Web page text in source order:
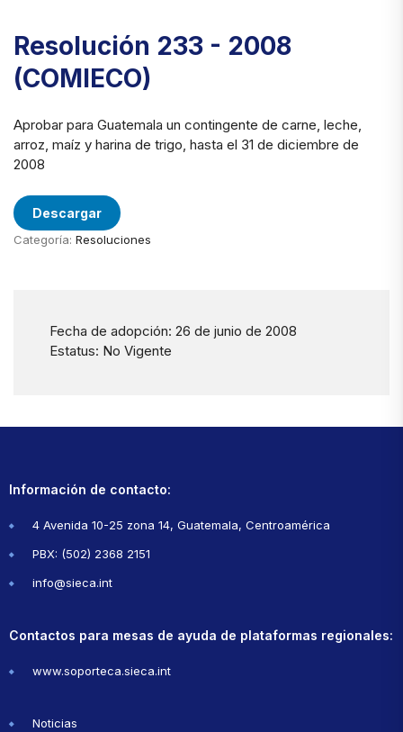
Resolución 233 - 2008
(COMIECO)
Aprobar para Guatemala un contingente de carne, leche,
arroz, maíz y harina de trigo, hasta el 31 de diciembre de
2008
Descargar
Categoría: Resoluciones
Fecha de adopción: 26 de junio de 2008
Estatus: No Vigente
Información de contacto:
4 Avenida 10-25 zona 14, Guatemala, Centroamérica
PBX: (502) 2368 2151
info@sieca.int
Contactos para mesas de ayuda de plataformas regionales:
www.soporteca.sieca.int
Noticias